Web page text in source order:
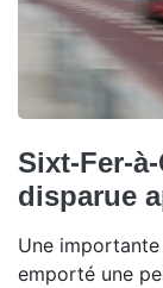
Sixt-Fer-
disparue
Une
emporté une